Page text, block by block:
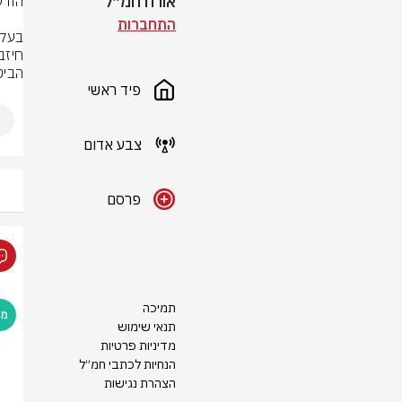
התחברות
פיד ראשי
צבע אדום
פרסם
תמיכה
תנאי שימוש
מדיניות פרטיות
הנחיות לכתבי חמ״ל
הצהרת נגישות